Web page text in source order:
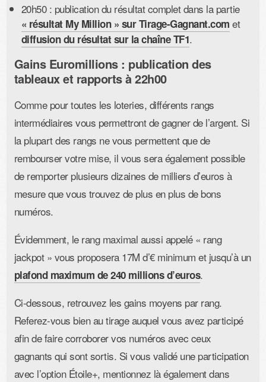
20h50 : publication du résultat complet dans la partie
« résultat My Million » sur Tirage-Gagnant.com et
diffusion du résultat sur la chaîne TF1.
Gains Euromillions : publication des
tableaux et rapports à 22h00
Comme pour toutes les loteries, différents rangs
intermédiaires vous permettront de gagner de l’argent. Si
la plupart des rangs ne vous permettent que de
rembourser votre mise, il vous sera également possible
de remporter plusieurs dizaines de milliers d’euros à
mesure que vous trouvez de plus en plus de bons
numéros.
Évidemment, le rang maximal aussi appelé « rang
jackpot » vous proposera 17M d’€ minimum et jusqu’à un
plafond maximum de 240 millions d’euros.
Ci-dessous, retrouvez les gains moyens par rang.
Referez-vous bien au tirage auquel vous avez participé
afin de faire corroborer vos numéros avec ceux
gagnants qui sont sortis. Si vous validé une participation
avec l’option Étoile+, mentionnez là également dans